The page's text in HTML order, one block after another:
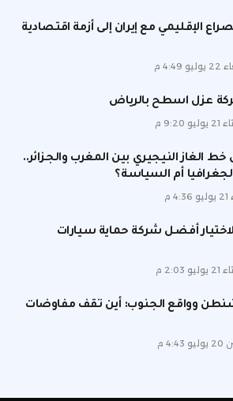
الإقليمي مع إيران إلى أزمة اقتصادية
4:49 م
عزل اسطح بالرياض
9:20 م
الغاز النيجيري بين المغرب والجزائر..
أم السياسة؟
أفضل شركة حماية سيارات
2:03 م
وواقع الجنوب: أين تقف مفاوضات
م